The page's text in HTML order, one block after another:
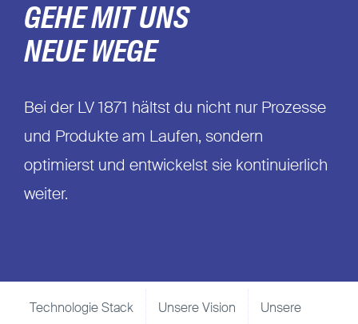
GEHE MIT UNS
NEUE WEGE
Bei der LV 1871 hältst du nicht nur Prozesse
und Produkte am Laufen, sondern
optimierst und entwickelst sie kontinuierlich
weiter.
Technologie Stack Unsere Vision Unsere Benefits